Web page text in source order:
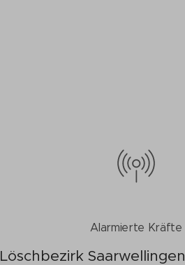
Alarmierte Kräfte
Löschbezirk Saarwellingen